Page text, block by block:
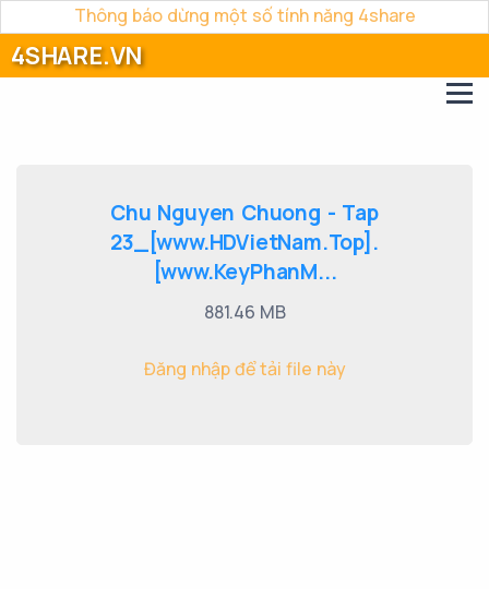
Thông báo dừng một số tính năng 4share
4SHARE.VN
Chu Nguyen Chuong - Tap
23_[www.HDVietNam.Top].
[www.KeyPhanM...
881.46 MB
Đăng nhập để tải file này